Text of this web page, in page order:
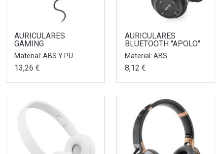
AURICULARES
GAMING
Material: ABS Y PU
13,26 €
AURICULARES
BLUETOOTH "APOLO"
Material: ABS
8,12 €